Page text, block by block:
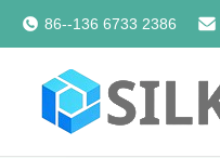
86--136 6733 2386